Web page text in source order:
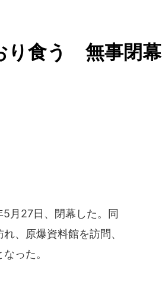
り食う 無事閉幕
月27日、閉幕した。同
、原爆資料館を訪問、
った。